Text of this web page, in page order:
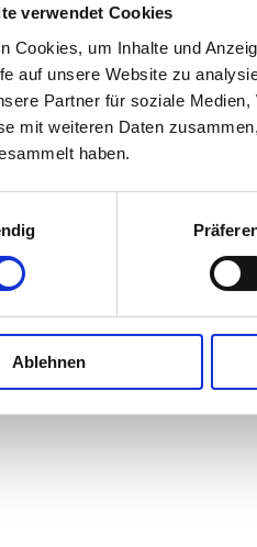
verwendet Cookies
Cookies, um Inhalte und
auf unsere Website zu
Partner für soziale
mit weiteren Daten
haben.
Ablehnen